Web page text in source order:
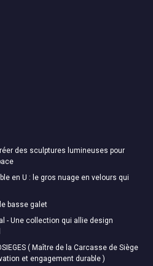
des sculptures lumineuses pour
en U : le gros nuage en velours qui
basse galet
- Une collection qui allie design
( Maître de la Carcasse de Siège
et engagement durable )